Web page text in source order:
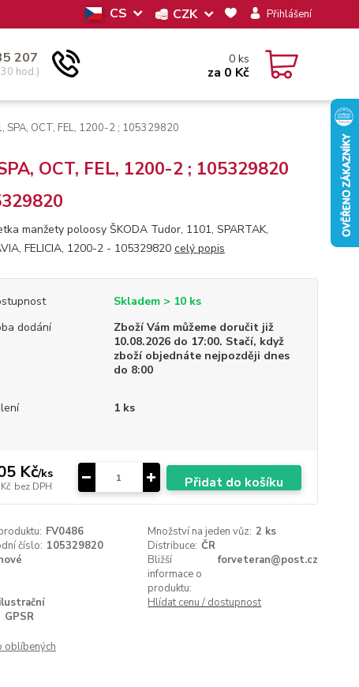
CS CZK Přihlášení
207
hod.)
0 ks
za 0 Kč
SPA, OCT, FEL, 1200-2 ; 105329820
OCT, FEL, 1200-2 ; 105329820
manžety poloosy ŠKODA Tudor, 1101, SPARTAK,
FELICIA, 1200-2 - 105329820 celý popis
Skladem > 10 ks
dodání
Zboží Vám můžeme doručit již
10.08.2026 do 17:00. Stačí, když
zboží objednáte nejpozději dnes
do 8:00
1 ks
Kč/ks
bez DPH Přidat do košíku
FV0486 Množství na jeden vůz: 2 ks
číslo: 105329820 Distribuce: ČR
Bližší
informace o
produktu:
forveteran@post.cz
ilustrační
Hlídat cenu / dostupnost
GPSR
oblíbených